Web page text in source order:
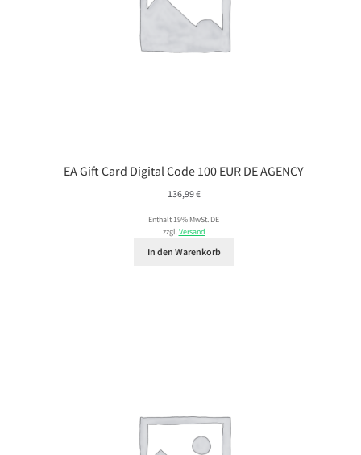
EA Gift Card Digital Code 100 EUR DE AGENCY
136,99€
Enthält 19% MwSt. DE
zzgl.Versand
In den Warenkorb